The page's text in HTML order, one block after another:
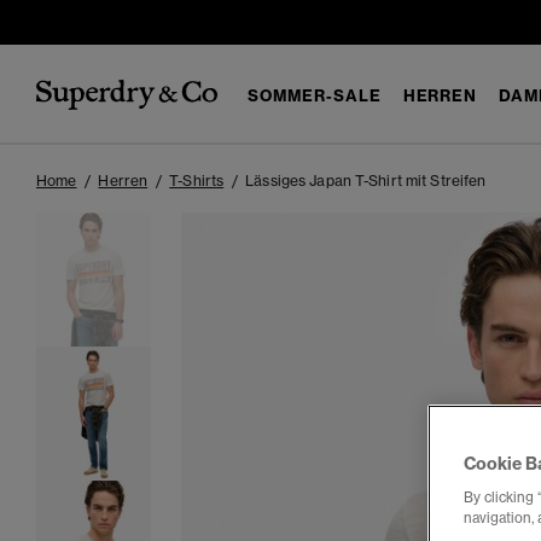
SOMMER-SALE HERREN
Home Herren T-Shirts Lässiges Japan T-Shirt mit Streifen
Cookie
By clicking
navigation,